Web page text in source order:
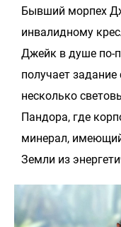
Бывший морпех
инвалидному
Джейк в душе по-
получает
несколько
Пандора, где
минерал,
Земли из